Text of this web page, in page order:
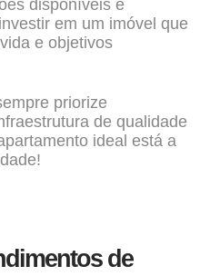
disponíveis e
em um imóvel que
e objetivos
priorize
de qualidade
ideal está a
de